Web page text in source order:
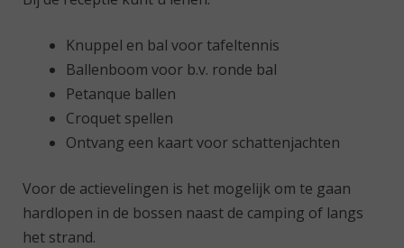
Knuppel en bal voor tafeltennis
Ballenboom voor b.v. ronde bal
Petanque ballen
Croquet spellen
Ontvang een kaart voor schattenjachten
Voor de actievelingen is het mogelijk om te gaan
hardlopen in de bossen naast de camping of langs
het strand.